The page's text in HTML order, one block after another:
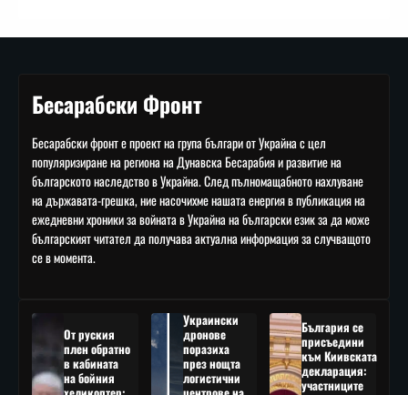
Бесарабски Фронт
Бесарабски фронт е проект на група българи от Украйна с цел
популяризиране на региона на Дунавска Бесарабия и развитие на
българското наследство в Украйна. След пълномащабното нахлуване
на държавата-грешка, ние насочихме нашата енергия в публикация на
ежедневни хроники за войната в Украйна на български език за да може
българският читател да получава актуална информация за случващото
се в момента.
От руския
плен обратно
в кабината
на бойния
Украински
дронове
поразиха
през нощта
логистични
България се
присъедини
към Киивската
декларация:
участниците